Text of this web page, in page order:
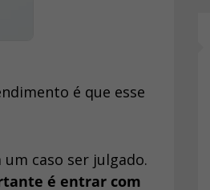
é que esse
caso ser julgado.
é entrar com